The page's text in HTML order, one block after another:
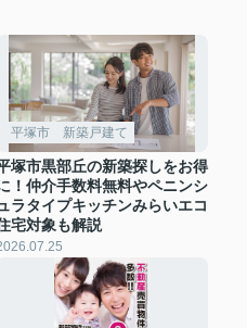
平塚市 新築戸建て
塚市黒部丘の新築探しをお得
！仲介手数料無料やペニンシ
ラタイプキッチンみらいエコ
宅対象も解説